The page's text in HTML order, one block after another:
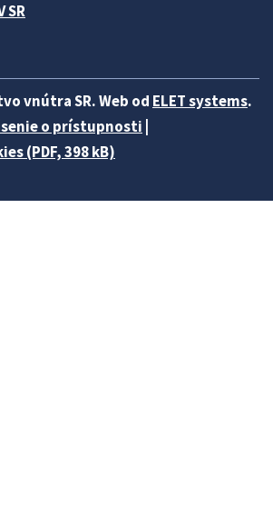
SR
vnútra SR. Web od ELET systems.
o prístupnosti
(PDF, 398 kB)